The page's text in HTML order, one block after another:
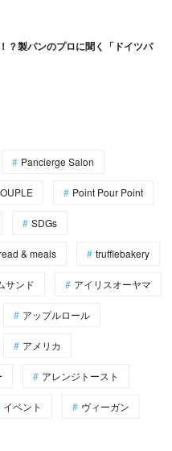
？製パンのプロに聞く「ドイツパ
Pancierge Salon
Point Pour Point
SDGs
& meals trufflebakery
サンド アイリスオーヤマ
アップルロール
アメリカ
アレンジトースト
イベント ヴィーガン